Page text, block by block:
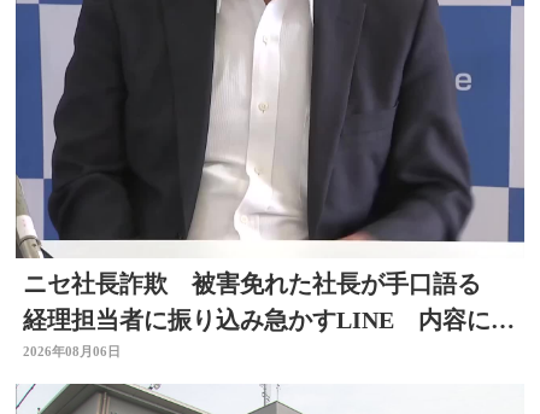
ニセ社長詐欺 被害免れた社長が手口語る
経理担当者に振り込み急かすLINE 内容に不
信感 大分
2026年08月06日